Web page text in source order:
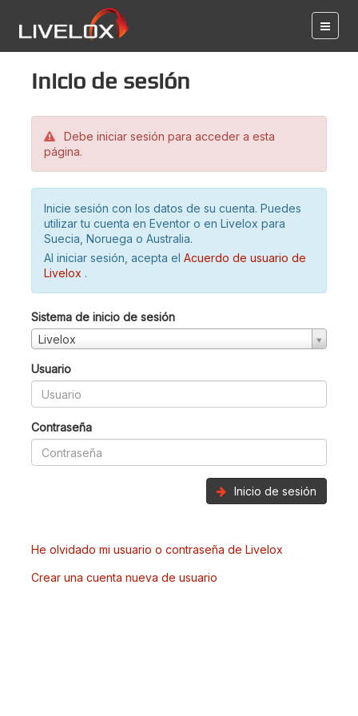
Inicio de sesión
Debe iniciar sesión para acceder a esta
página.
Inicie sesión con los datos de su cuenta. Puedes
utilizar tu cuenta en Eventor o en Livelox para
Suecia, Noruega o Australia.
Al iniciar sesión, acepta el Acuerdo de usuario de
Livelox .
Sistema de inicio de sesión
Livelox
Usuario
Contraseña
Inicio de sesión
He olvidado mi usuario o contraseña de Livelox
Crear una cuenta nueva de usuario